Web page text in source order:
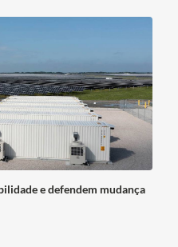
e defendem mudança